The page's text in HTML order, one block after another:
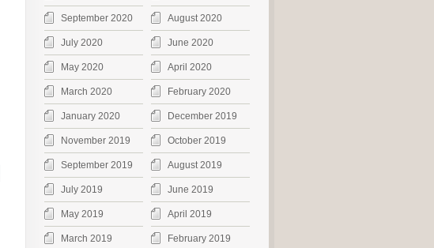
September 2020 August 2020
July 2020 June 2020
May 2020 April 2020
March 2020 February 2020
January 2020 December 2019
November 2019 October 2019
September 2019 August 2019
July 2019 June 2019
May 2019 April 2019
March 2019 February 2019